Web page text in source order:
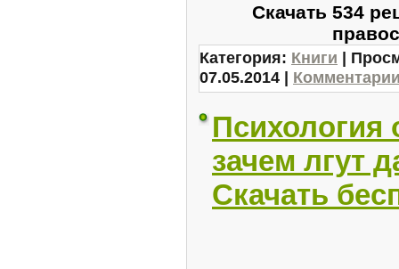
Скачать 534
Категория: Книги |
07.05.2014 |
Психология
зачем лгут
Скачать